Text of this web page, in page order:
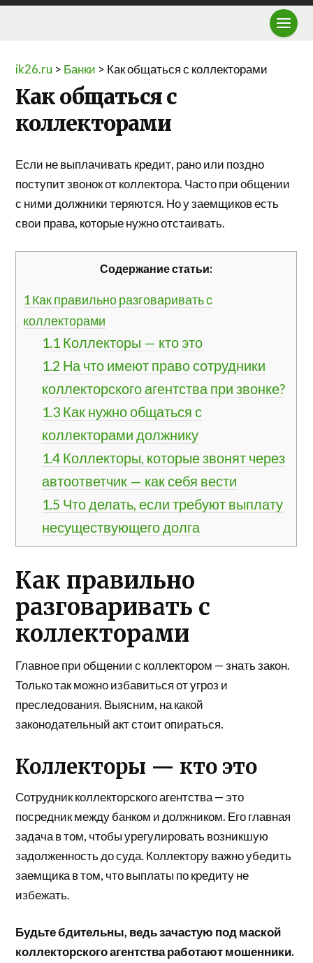
ik26.ru > Банки > Как общаться с коллекторами
Как общаться с
коллекторами
Если не выплачивать кредит, рано или поздно
поступит звонок от коллектора. Часто при общении
с ними должники теряются. Но у заемщиков есть
свои права, которые нужно отстаивать.
Содержание статьи:
1Как правильно разговаривать с
коллекторами
1.1 Коллекторы — кто это
1.2 На что имеют право сотрудники
коллекторского агентства при звонке?
1.3 Как нужно общаться с
коллекторами должнику
1.4 Коллекторы, которые звонят через
автоответчик — как себя вести
1.5 Что делать, если требуют выплату
несуществующего долга
Как правильно
разговаривать с
коллекторами
Главное при общении с коллектором — знать закон.
Только так можно избавиться от угроз и
преследования. Выясним, на какой
законодательный акт стоит опираться.
Коллекторы — кто это
Сотрудник коллекторского агентства — это
посредник между банком и должником. Его главная
задача в том, чтобы урегулировать возникшую
задолженность до суда. Коллектору важно убедить
заемщика в том, что выплаты по кредиту не
избежать.
Будьте бдительны, ведь зачастую под маской
коллекторского агентства работают мошенники.